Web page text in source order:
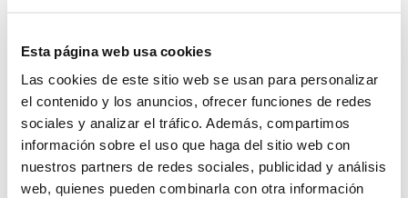
Esta página web usa cookies
Las cookies de este sitio web se usan para personalizar
el contenido y los anuncios, ofrecer funciones de redes
sociales y analizar el tráfico. Además, compartimos
información sobre el uso que haga del sitio web con
nuestros partners de redes sociales, publicidad y análisis
web, quienes pueden combinarla con otra información
€2049.00
-30%